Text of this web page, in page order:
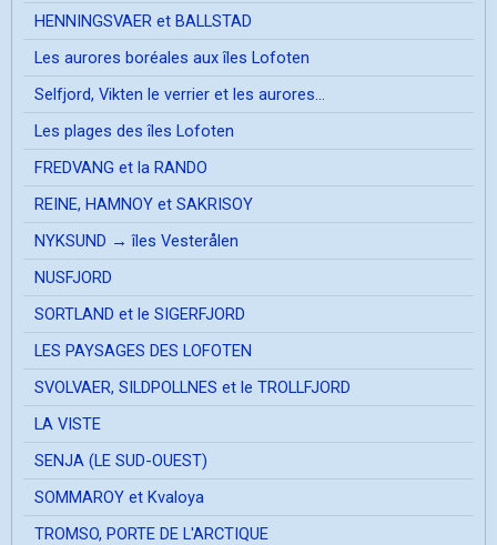
HENNINGSVAER et BALLSTAD
Les aurores boréales aux îles Lofoten
Selfjord, Vikten le verrier et les aurores...
Les plages des îles Lofoten
FREDVANG et la RANDO
REINE, HAMNOY et SAKRISOY
NYKSUND → îles Vesterålen
NUSFJORD
SORTLAND et le SIGERFJORD
LES PAYSAGES DES LOFOTEN
SVOLVAER, SILDPOLLNES et le TROLLFJORD
LA VISTE
SENJA (LE SUD-OUEST)
SOMMAROY et Kvaloya
TROMSO, PORTE DE L'ARCTIQUE